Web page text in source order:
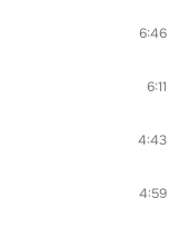
6:46
6:11
4:43
4:59